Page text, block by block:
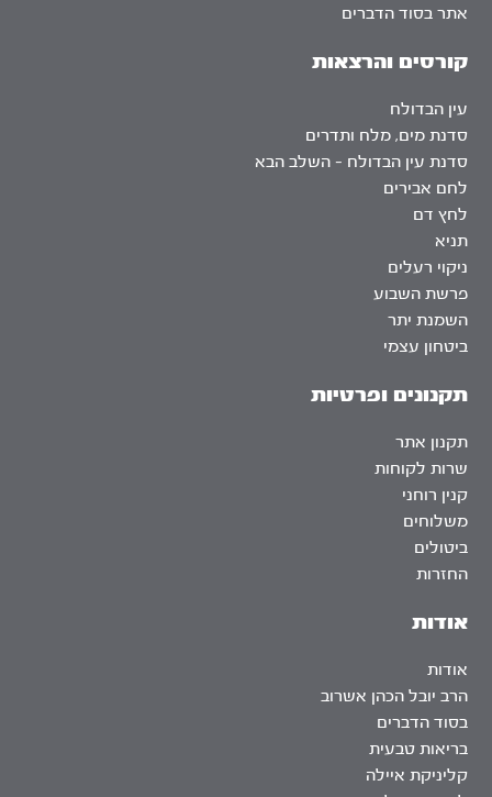
אודות
אודות
הרב יובל הכהן אשרוב
בסוד הדברים
בריאות טבעית
קליניקת איילה
אתר בסוד הדברים
קורסים והרצאות
עין הבדולח
סדנת מים, מלח ותדרים
סדנת עין הבדולח – השלב הבא
לחם אבירים
לחץ דם
תניא
ניקוי רעלים
פרשת השבוע
השמנת יתר
ביטחון עצמי
תקנונים ופרטיות
תקנון אתר
שרות לקוחות
קנין רוחני
משלוחים
ביטולים
החזרות